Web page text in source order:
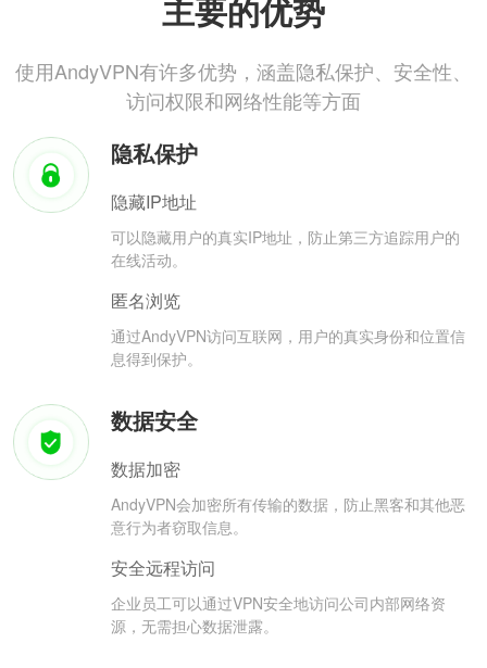
主要的优势
使用AndyVPN有许多优势，涵盖隐私保护、安全性、
访问权限和网络性能等方面
隐私保护
隐藏IP地址
可以隐藏用户的真实IP地址，防止第三方追踪用户的
在线活动。
匿名浏览
通过AndyVPN访问互联网，用户的真实身份和位置信
息得到保护。
数据安全
数据加密
AndyVPN会加密所有传输的数据，防止黑客和其他恶
意行为者窃取信息。
安全远程访问
企业员工可以通过VPN安全地访问公司内部网络资
源，无需担心数据泄露。